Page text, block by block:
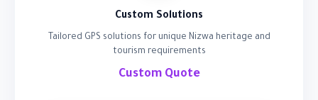
Custom Solutions
Tailored GPS solutions for unique Nizwa heritage and
tourism requirements
Custom Quote